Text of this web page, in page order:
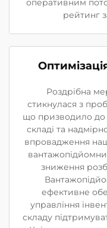
оперативним
рейтинг
Роздрібна
стикнулася з
що призводило до
складі та
впровадження
зниження
ефективне
управління
складу